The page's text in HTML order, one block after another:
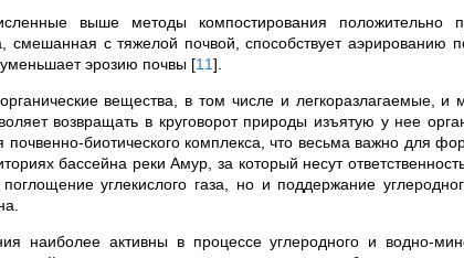
выше методы компостирования положительно
смешанная с тяжелой почвой, способствует аэрированию
эрозию почвы [11].
вещества, в том числе и легкоразлагаемые,
возвращать в круговорот природы изъятую у нее
биотического комплекса, что весьма важно для
бассейна реки Амур, за который несут
углекислого газа, но и поддержание
наиболее активны в процессе углеродного и водно-